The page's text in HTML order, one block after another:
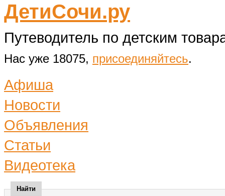
ДетиСочи.ру
Путеводитель по детским
Нас уже 18075, присоединяйтесь.
Афиша
Новости
Объявления
Статьи
Видеотека
Найти